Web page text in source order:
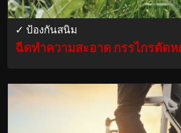
✓ ป้องกันสนิม
ฉีดทำความสะอาด กรรไกรตัด